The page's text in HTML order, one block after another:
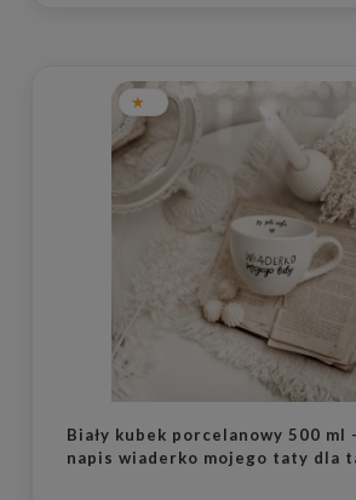
Biały kubek porcelanowy 500 ml
napis wiaderko mojego taty dla